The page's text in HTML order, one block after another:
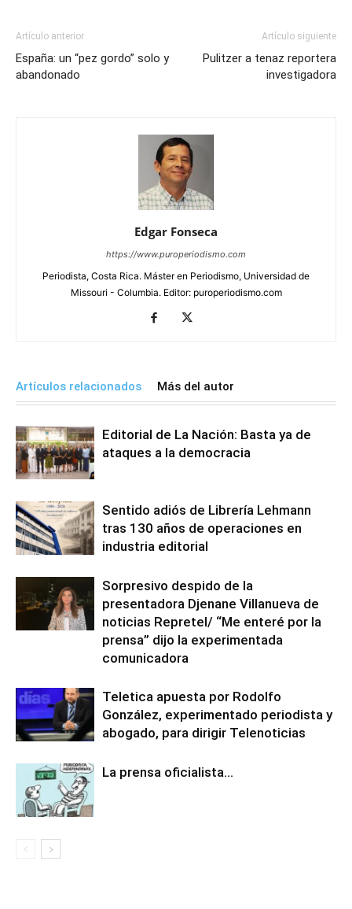
Artículo anterior
España: un “pez gordo” solo y
abandonado
Artículo siguiente
Pulitzer a tenaz reportera
investigadora
Edgar Fonseca
https://www.puroperiodismo.com
Periodista, Costa Rica. Máster en Periodismo, Universidad de
Missouri - Columbia. Editor: puroperiodismo.com
Artículos relacionados Más del autor
Editorial de La Nación: Basta ya de
ataques a la democracia
Sentido adiós de Librería Lehmann
tras 130 años de operaciones en
industria editorial
Sorpresivo despido de la
presentadora Djenane Villanueva de
noticias Repretel/ “Me enteré por la
prensa” dijo la experimentada
comunicadora
Teletica apuesta por Rodolfo
González, experimentado periodista y
abogado, para dirigir Telenoticias
La prensa oficialista…